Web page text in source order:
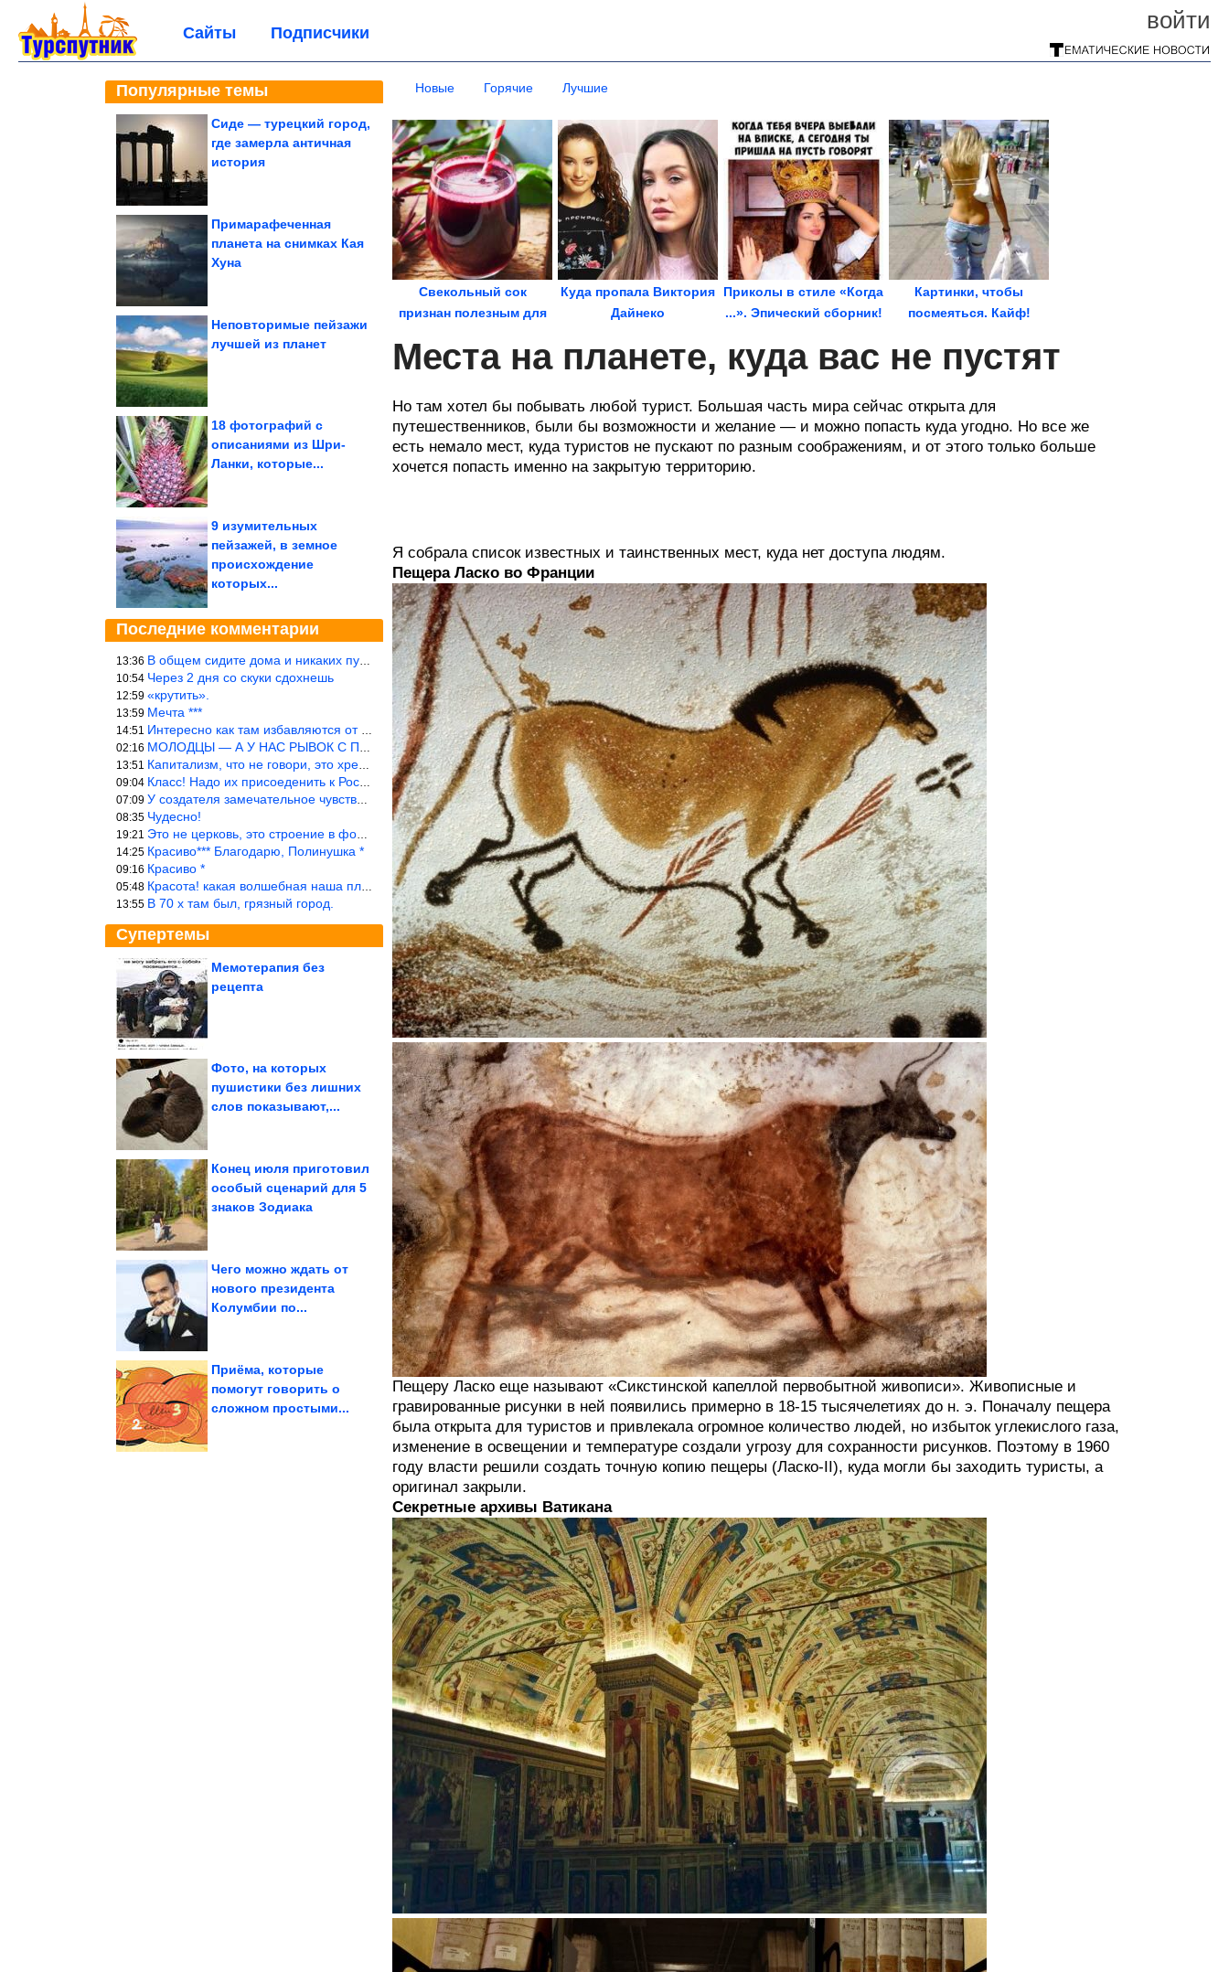
войти
Сайты Подписчики
Популярные темы
Сиде — турецкий город,
где замерла античная
история
Примарафеченная
планета на снимках Кая
Хуна
Неповторимые пейзажи
лучшей из планет
18 фотографий с
описаниями из Шри-
Ланки, которые...
9 изумительных
пейзажей, в земное
происхождение
которых...
Последние комментарии
13:36 В общем сидите дома и никаких путешествий А самая грязная в от
10:54 Через 2 дня со скуки сдохнешь
12:59 «крутить».
13:59 Мечта ***
14:51 Интересно как там избавляются от физиологических и прочих отходо
02:16 МОЛОДЦЫ — А У НАС РЫВОК С ПРОРЫВОМ В ТРУБУ
13:51 Капитализм, что не говори, это хреново (((
09:04 Класс! Надо их присоеденить к России!
07:09 У создателя замечательное чувство юмора! ))
08:35 Чудесно!
19:21 Это не церковь, это строение в форме церкви.
14:25 Красиво*** Благодарю, Полинушка *
09:16 Красиво *
05:48 Красота! какая волшебная наша планета!… еще-бы, мы понимали это…
13:55 В 70 х там был, грязный город.
Супертемы
Мемотерапия без
рецепта
Смешные видео для
Фото, на которых
пушистики без лишних
слов показывают,...
Конец июля приготовил
особый сценарий для 5
знаков Зодиака
Чего можно ждать от
нового президента
Колумбии по...
Коты, глядя на которых
«О, у меня...
Приёма, которые
помогут говорить о
сложном простыми...
Ленивая закрытая
Новые Горячие Лучшие
Свекольный сок
признан полезным для
Куда пропала Виктория
Дайнеко
Приколы в стиле «Когда
...». Эпический сборник!
Картинки, чтобы
посмеяться. Кайф!
Места на планете, куда вас не пустят
Но там хотел бы побывать любой турист. Большая часть мира сейчас открыта для
путешественников, были бы возможности и желание — и можно попасть куда угодно. Но все же
есть немало мест, куда туристов не пускают по разным соображениям, и от этого только больше
хочется попасть именно на закрытую территорию.
Я собрала список известных и таинственных мест, куда нет доступа людям.
Пещера Ласко во Франции
Пещеру Ласко еще называют «Сикстинской капеллой первобытной живописи». Живописные и
гравированные рисунки в ней появились примерно в 18-15 тысячелетиях до н. э. Поначалу пещера
была открыта для туристов и привлекала огромное количество людей, но избыток углекислого газа,
изменение в освещении и температуре создали угрозу для сохранности рисунков. Поэтому в 1960
году власти решили создать точную копию пещеры (Ласко-II), куда могли бы заходить туристы, а
оригинал закрыли.
Секретные архивы Ватикана